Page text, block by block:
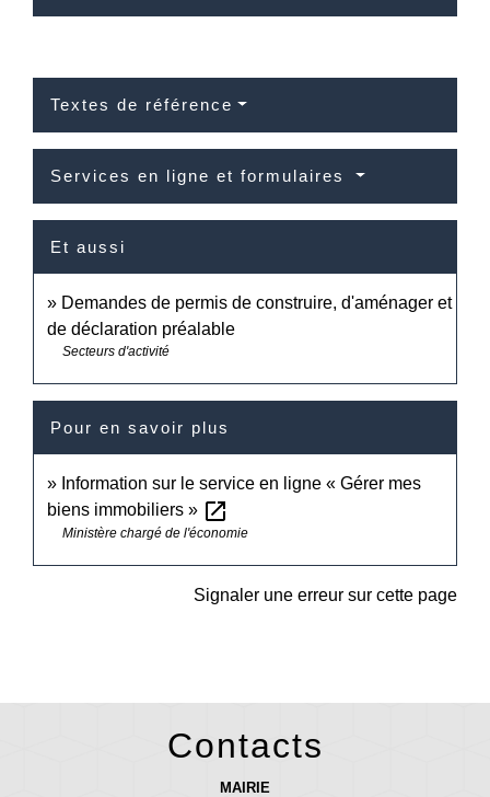
Textes de référence
Services en ligne et formulaires
Et aussi
Demandes de permis de construire, d'aménager et
de déclaration préalable
Secteurs d'activité
Pour en savoir plus
Information sur le service en ligne « Gérer mes
biens immobiliers » open_in_new
Ministère chargé de l'économie
Signaler une erreur sur cette page
Contacts
MAIRIE